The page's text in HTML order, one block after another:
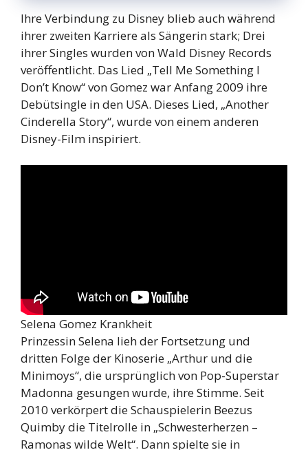
Ihre Verbindung zu Disney blieb auch während
ihrer zweiten Karriere als Sängerin stark; Drei
ihrer Singles wurden von Wald Disney Records
veröffentlicht. Das Lied „Tell Me Something I
Don’t Know“ von Gomez war Anfang 2009 ihre
Debütsingle in den USA. Dieses Lied, „Another
Cinderella Story“, wurde von einem anderen
Disney-Film inspiriert.
Selena Gomez Krankheit
Prinzessin Selena lieh der Fortsetzung und
dritten Folge der Kinoserie „Arthur und die
Minimoys“, die ursprünglich von Pop-Superstar
Madonna gesungen wurde, ihre Stimme. Seit
2010 verkörpert die Schauspielerin Beezus
Quimby die Titelrolle in „Schwesterherzen –
Ramonas wilde Welt“. Dann spielte sie in